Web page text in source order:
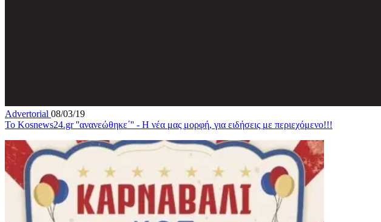
Advertorial 08/03/19
Το Kosnews24.gr ''ανανεώθηκε΄'' - Η νέα μας μορφή, για ειδήσεις με περιεχόμενο!!!